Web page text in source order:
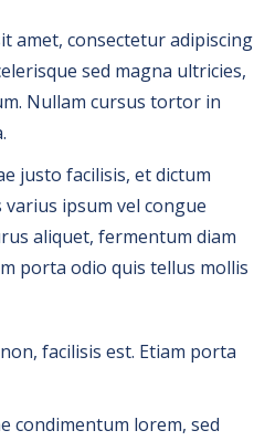
amet, consectetur adipiscing
sed magna ultricies,
Nullam cursus tortor in
justo facilisis, et dictum
varius ipsum vel congue
aliquet, fermentum diam
porta odio quis tellus mollis
facilisis est. Etiam porta
condimentum lorem, sed